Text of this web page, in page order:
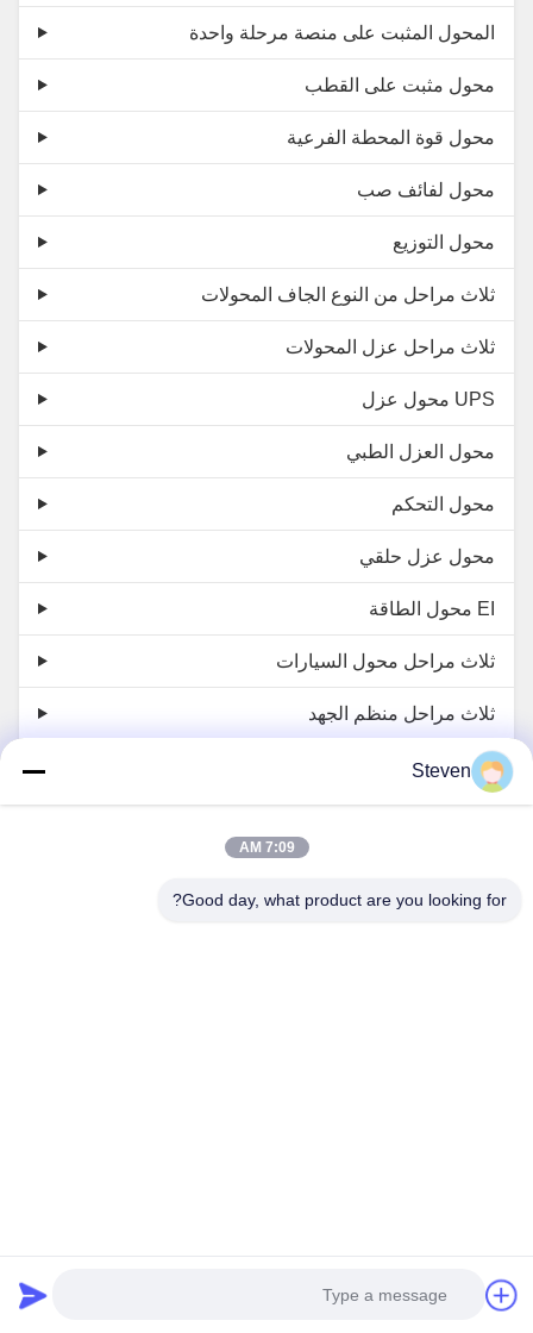
المحول المثبت على منصة مرحلة واحدة
محول مثبت على القطب
محول قوة المحطة الفرعية
محول لفائف صب
محول التوزيع
ثلاث مراحل من النوع الجاف المحولات
ثلاث مراحل عزل المحولات
محول عزل UPS
محول العزل الطبي
محول التحكم
محول عزل حلقي
محول الطاقة EI
ثلاث مراحل محول السيارات
ثلاث مراحل منظم الجهد
مفاعل ثلاثي الأطوار
Steven
7:09 AM
Good day, what product are you looking for?